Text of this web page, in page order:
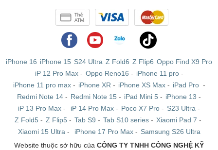
iPhone 16 iPhone 15 S24 Ultra Z Fold6 Z Flip6 Oppo Find X9 Pro
iP 12 Pro Max- Oppo Reno16 - iPhone 11 pro-
iPhone 11 pro max- iPhone XR- iPhone XS Max- iPad Pro -
Redmi Note 14 - Redmi Note 15 - iPad Mini 5 - iPhone 13 -
iP 13 Pro Max - iP 14 Pro Max - Poco X7 Pro - S23 Ultra -
Z Fold5 - Z Flip5 - Tab S9 - Tab S10 series - Xiaomi Pad 7 -
Xiaomi 15 Ultra- iPhone 17 Pro Max- Samsung S26 Ultra
Website thuộc sở hữu của CÔNG TY TNHH CÔNG NGHỆ KỸ